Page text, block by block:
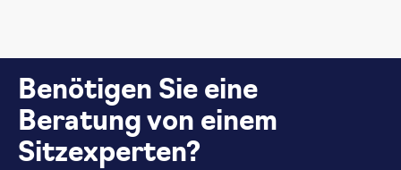
Benötigen Sie eine
Beratung von einem
Sitzexperten?